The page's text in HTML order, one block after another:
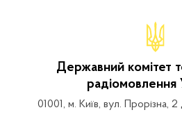
Державний комітет
радіомовлення
01001, м. Київ, вул. Прорізна,